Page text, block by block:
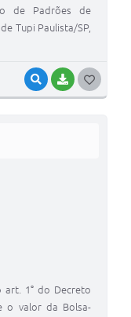
VISUALIZAR
BAIXAR
de Padrões de
Tupi Paulista/SP,
1° do Decreto
o valor da Bolsa-